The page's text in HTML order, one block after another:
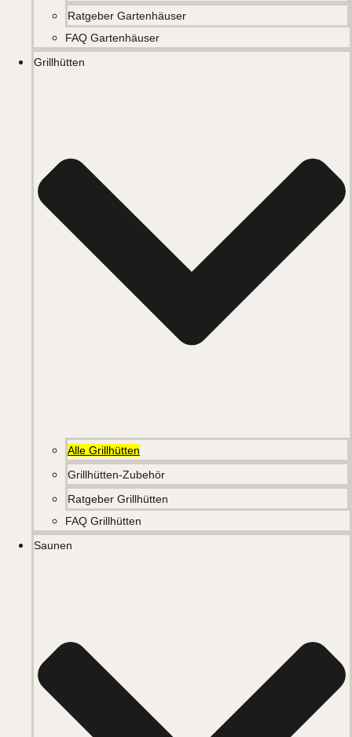
Ratgeber Gartenhäuser
FAQ Gartenhäuser
Grillhütten
Alle Grillhütten
Grillhütten-Zubehör
Ratgeber Grillhütten
FAQ Grillhütten
Saunen